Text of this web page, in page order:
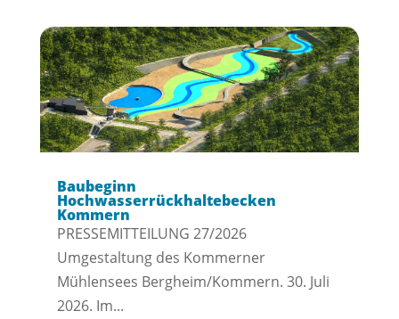
Baubeginn
Hochwasserrückhaltebecken
Kommern
PRESSEMITTEILUNG 27/2026
Umgestaltung des Kommerner
Mühlensees Bergheim/Kommern. 30. Juli
2026. Im...